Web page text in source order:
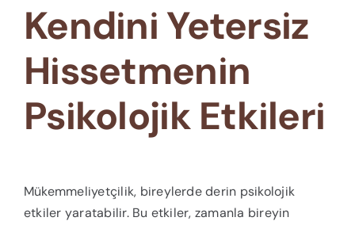
Kendini Yetersiz
Hissetmenin
Psikolojik Etkileri
Mükemmeliyetçilik, bireylerde derin psikolojik
etkiler yaratabilir. Bu etkiler, zamanla bireyin